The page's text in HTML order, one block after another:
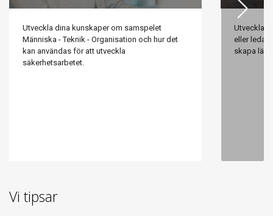
Utveckla dina kunskaper om samspelet
Människa - Teknik - Organisation och hur det
kan användas för att utveckla
säkerhetsarbetet.
Utveckla
eller leda
skapa
Vi tipsar